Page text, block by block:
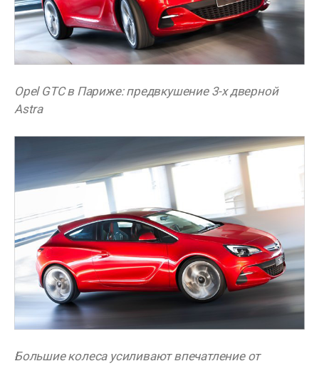
Opel GTC в Париже: предвкушение 3-х дверной
Astra
Большие колеса усиливают впечатление от